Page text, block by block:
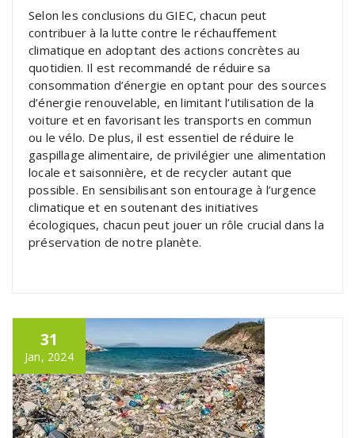
Selon les conclusions du GIEC, chacun peut
contribuer à la lutte contre le réchauffement
climatique en adoptant des actions concrètes au
quotidien. Il est recommandé de réduire sa
consommation d’énergie en optant pour des sources
d’énergie renouvelable, en limitant l’utilisation de la
voiture et en favorisant les transports en commun
ou le vélo. De plus, il est essentiel de réduire le
gaspillage alimentaire, de privilégier une alimentation
locale et saisonnière, et de recycler autant que
possible. En sensibilisant son entourage à l’urgence
climatique et en soutenant des initiatives
écologiques, chacun peut jouer un rôle crucial dans la
préservation de notre planète.
31
Jan, 2024